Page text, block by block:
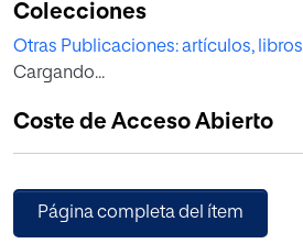
algunos aspectos conceptos
algo que no es ajeno a la poesía
lugares, como por ejemplo Francia.
pensador portugués.
Colecciones
Otras Publicaciones: artículos,
Cargando...
Coste de Acceso Abierto
Página completa del ítem